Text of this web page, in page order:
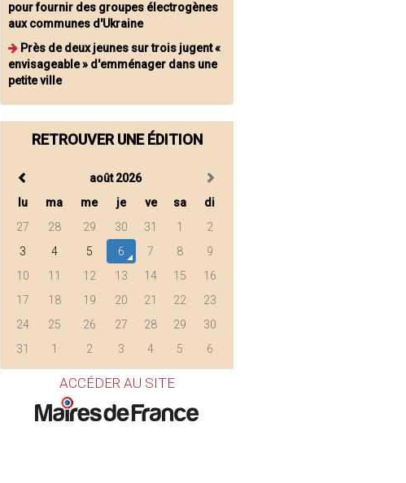
pour fournir des groupes électrogènes
aux communes d'Ukraine
Près de deux jeunes sur trois jugent «
envisageable » d'emménager dans une
petite ville
RETROUVER UNE ÉDITION
août 2026
lu
ma me je ve sa
di
27
28 29 30 31 1
2
3
4 5 6 7 8
9
10
11 12 13 14 15
16
17
18 19 20 21 22
23
24
25 26 27 28 29
30
31
1 2 3 4 5 6
ACCÉDER AU SITE